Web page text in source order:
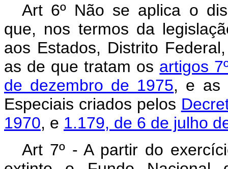
Art 6º Não se aplica o
que, nos termos da
aos Estados, Distrito
as de que tratam os artigos
de dezembro de 1975, e as
Especiais criados pelos
1970, e 1.179, de 6 de julho
Art 7º - A partir do